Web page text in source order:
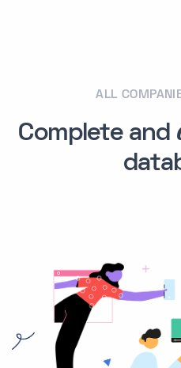
ALL
Complete and